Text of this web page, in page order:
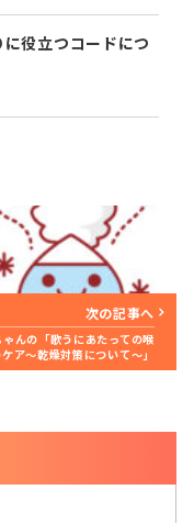
役立つコードにつ
次の記事へ
ゃんの「歌うにあたっての喉
ア～乾燥対策について～」